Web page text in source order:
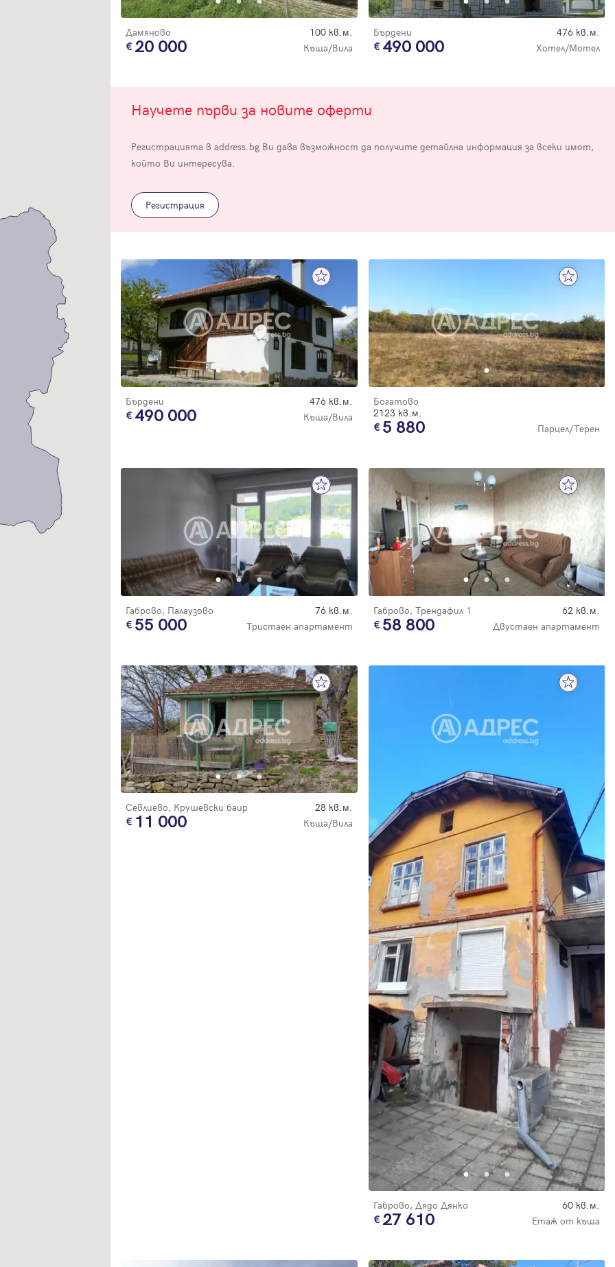
Дамяново 100 кв.м.
20 000 Къща/Вила
Бърдени 476 кв.м.
490 000 Хотел/Мотел
Научете първи за новите оферти
Регистрацията в address.bg Ви дава възможност да получите детайлна информация за всеки имот,
който Ви интересува.
Регистрация
Бърдени 476 кв.м.
490 000 Къща/Вила
Богатово
2123 кв.м.
5 880 Парцел/Терен
Габрово, Палаузово 76 кв.м.
55 000 Тристаен апартамент
Габрово, Трендафил 1 62 кв.м.
58 800 Двустаен апартамент
Севлиево, Крушевски баир 28 кв.м.
11 000 Къща/Вила
Габрово, Дядо Дянко 60 кв.м.
27 610 Етаж от къща
Благодарим ви! Проверете имейл адрес си, за да активирате
регистрацията.
Благодарим ви! Очаквайте скоро да се свържем с вас!
Продължи с Google
или влезте с имейл
Парола